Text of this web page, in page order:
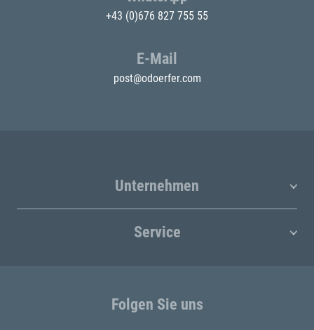
+43 (0)676 827 755 55
E-Mail
post@odoerfer.com
Unternehmen
Service
Folgen Sie uns